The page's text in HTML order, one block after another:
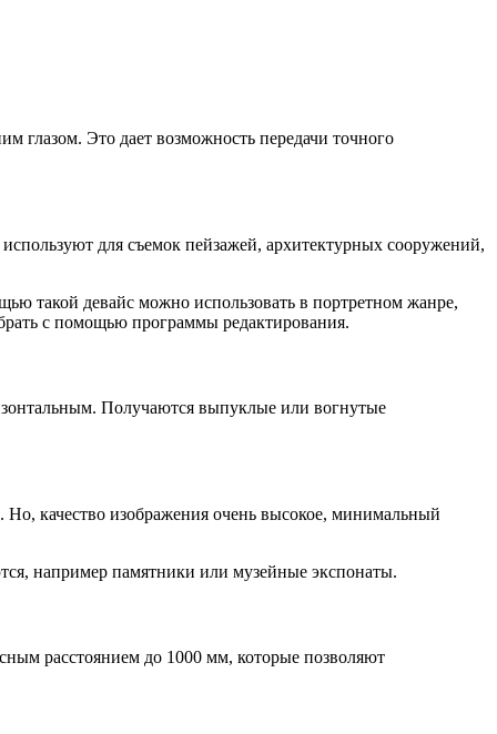
глазом. Это дает возможность передачи точного
для съемок пейзажей, архитектурных сооружений,
такой девайс можно использовать в портретном жанре,
с помощью программы редактирования.
Получаются выпуклые или вогнутые
Но, качество изображения очень высокое, минимальный
например памятники или музейные экспонаты.
расстоянием до 1000 мм, которые позволяют